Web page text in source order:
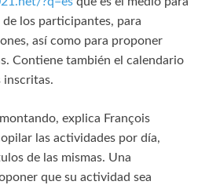
los participantes, para
así como para proponer
Contiene también el calendario
inscritas.
explica François
las actividades por día,
de las mismas. Una
que su actividad sea